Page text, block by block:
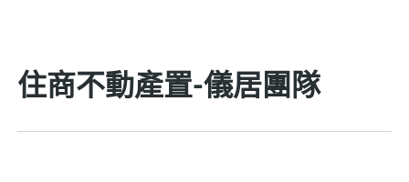
住商不動產置-儀居團隊